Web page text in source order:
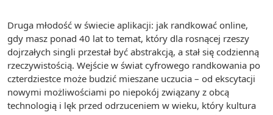
Druga młodość w świecie aplikacji: jak randkować online,
gdy masz ponad 40 lat to temat, który dla rosnącej rzeszy
dojrzałych singli przestał być abstrakcją, a stał się codzienną
rzeczywistością. Wejście w świat cyfrowego randkowania po
czterdziestce może budzić mieszane uczucia – od ekscytacji
nowymi możliwościami po niepokój związany z obcą
technologią i lęk przed odrzuceniem w wieku, który kultura